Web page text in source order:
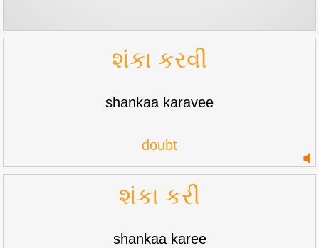
શંકા કરવી
shankaa karavee
doubt
શંકા કરી
shankaa karee